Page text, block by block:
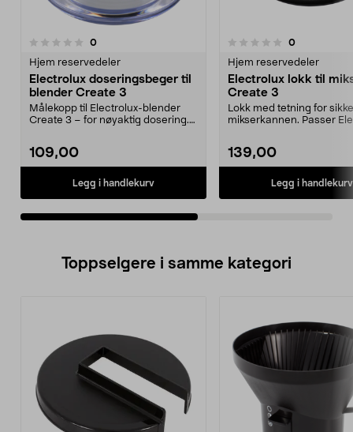
0anmeldelser
Hjem reservedeler
Electrolux doseringsbeger til
blender Create 3
Målekopp til Electrolux-blender
Create 3 – for nøyaktig dosering.
109,00
Legg i handlekurv
0.0 av 5 stjerner 0anmeldelser
Hjem reservedeler
Electrolux lokk til
Create 3
Lokk med tetning for
mikserkannen. Passer
139,00
Legg i handlekurv
0.0 av 5 stjerner
Toppselgere i samme kategori